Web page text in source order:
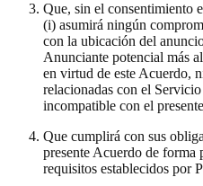
Que, sin el consentimiento
(i) asumirá ningún
con la ubicación del
Anunciante potencial más
en virtud de este Acuerdo,
relacionadas con el
incompatible con el
Que cumplirá con sus
presente Acuerdo de forma
requisitos establecidos por